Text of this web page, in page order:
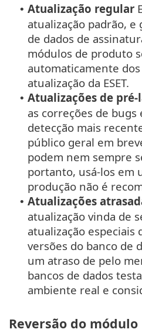
• Atualização regular
atualização padrão,
de dados de
módulos de produto
automaticamente
atualização da ESET.
• Atualizações de
as correções de bugs
detecção mais
público geral em
podem nem sempre
portanto, usá-los em
produção não é
• Atualizações
atualização vinda de
atualização especiais
versões do banco de
um atraso de pelo
bancos de dados
ambiente real e
Reversão do módulo